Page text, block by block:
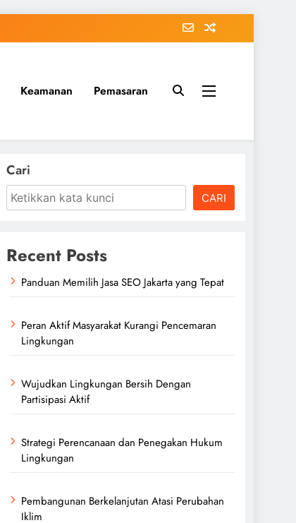
Keamanan Pemasaran
Cari
CARI
Recent Posts
Panduan Memilih Jasa SEO Jakarta yang Tepat
Peran Aktif Masyarakat Kurangi Pencemaran
Lingkungan
Wujudkan Lingkungan Bersih Dengan
Partisipasi Aktif
Strategi Perencanaan dan Penegakan Hukum
Lingkungan
Pembangunan Berkelanjutan Atasi Perubahan
Iklim